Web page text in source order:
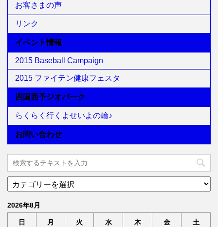
お客さまの声
リンク
イベント情報
2015 Baseball Campaign
2015 ファイテン健康フェスタ
四国西予ジオパーク
らくらく行くよせいよの輪♪
お問い合わせ
2026年8月
日 月 火 水 木 金 土